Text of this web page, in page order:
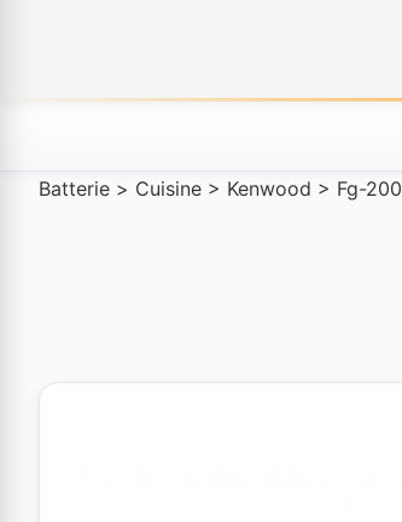
Batterie > Cuisine > Kenwood > Fg-200